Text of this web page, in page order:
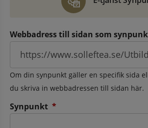
Webbadress till sidan som
Om din synpunkt gäller en specifik sida
du skriva in webbadressen till sidan här.
Synpunkt *